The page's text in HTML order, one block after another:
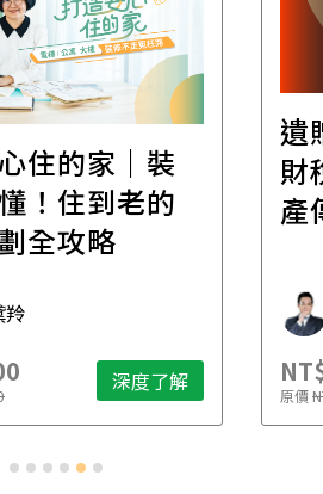
住的家｜裝
！住到老的
全攻略
羚
深度了解
遺
財
產
原價